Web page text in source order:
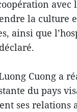
avec
la culture
ainsi que
Cuong a
du pays
ses relations